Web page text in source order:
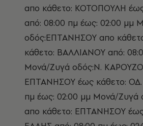
απο κάθετο: ΚΟΤΟΠΟΥΛΗ
από: 08:00 πμ έως: 02:00 μμ
οδός:ΕΠΤΑΝΗΣΟΥ απο
κάθετο: ΒΑΛΛΙΑΝΟΥ από:
Μονά/Ζυγά οδός:Ν.
ΕΠΤΑΝΗΣΟΥ έως κάθετο:
πμ έως: 02:00 μμ Μονά/
απο κάθετο: ΕΠΤΑΝΗΣΟΥ